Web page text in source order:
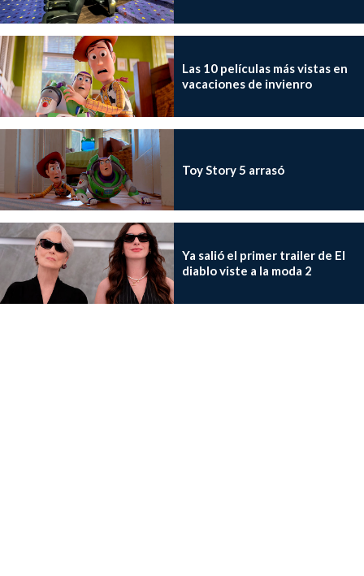
Las 10 películas más vistas en
vacaciones de invienro
Toy Story 5 arrasó
Ya salió el primer trailer de El
diablo viste a la moda 2